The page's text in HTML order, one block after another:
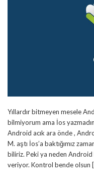
Yıllardır bitmeyen mesele
bilmiyorum ama İos
Android acık ara önde ,
M. aştı İos’a baktığımız
biliriz. Peki ya neden Android
veriyor. Kontrol bende olsun